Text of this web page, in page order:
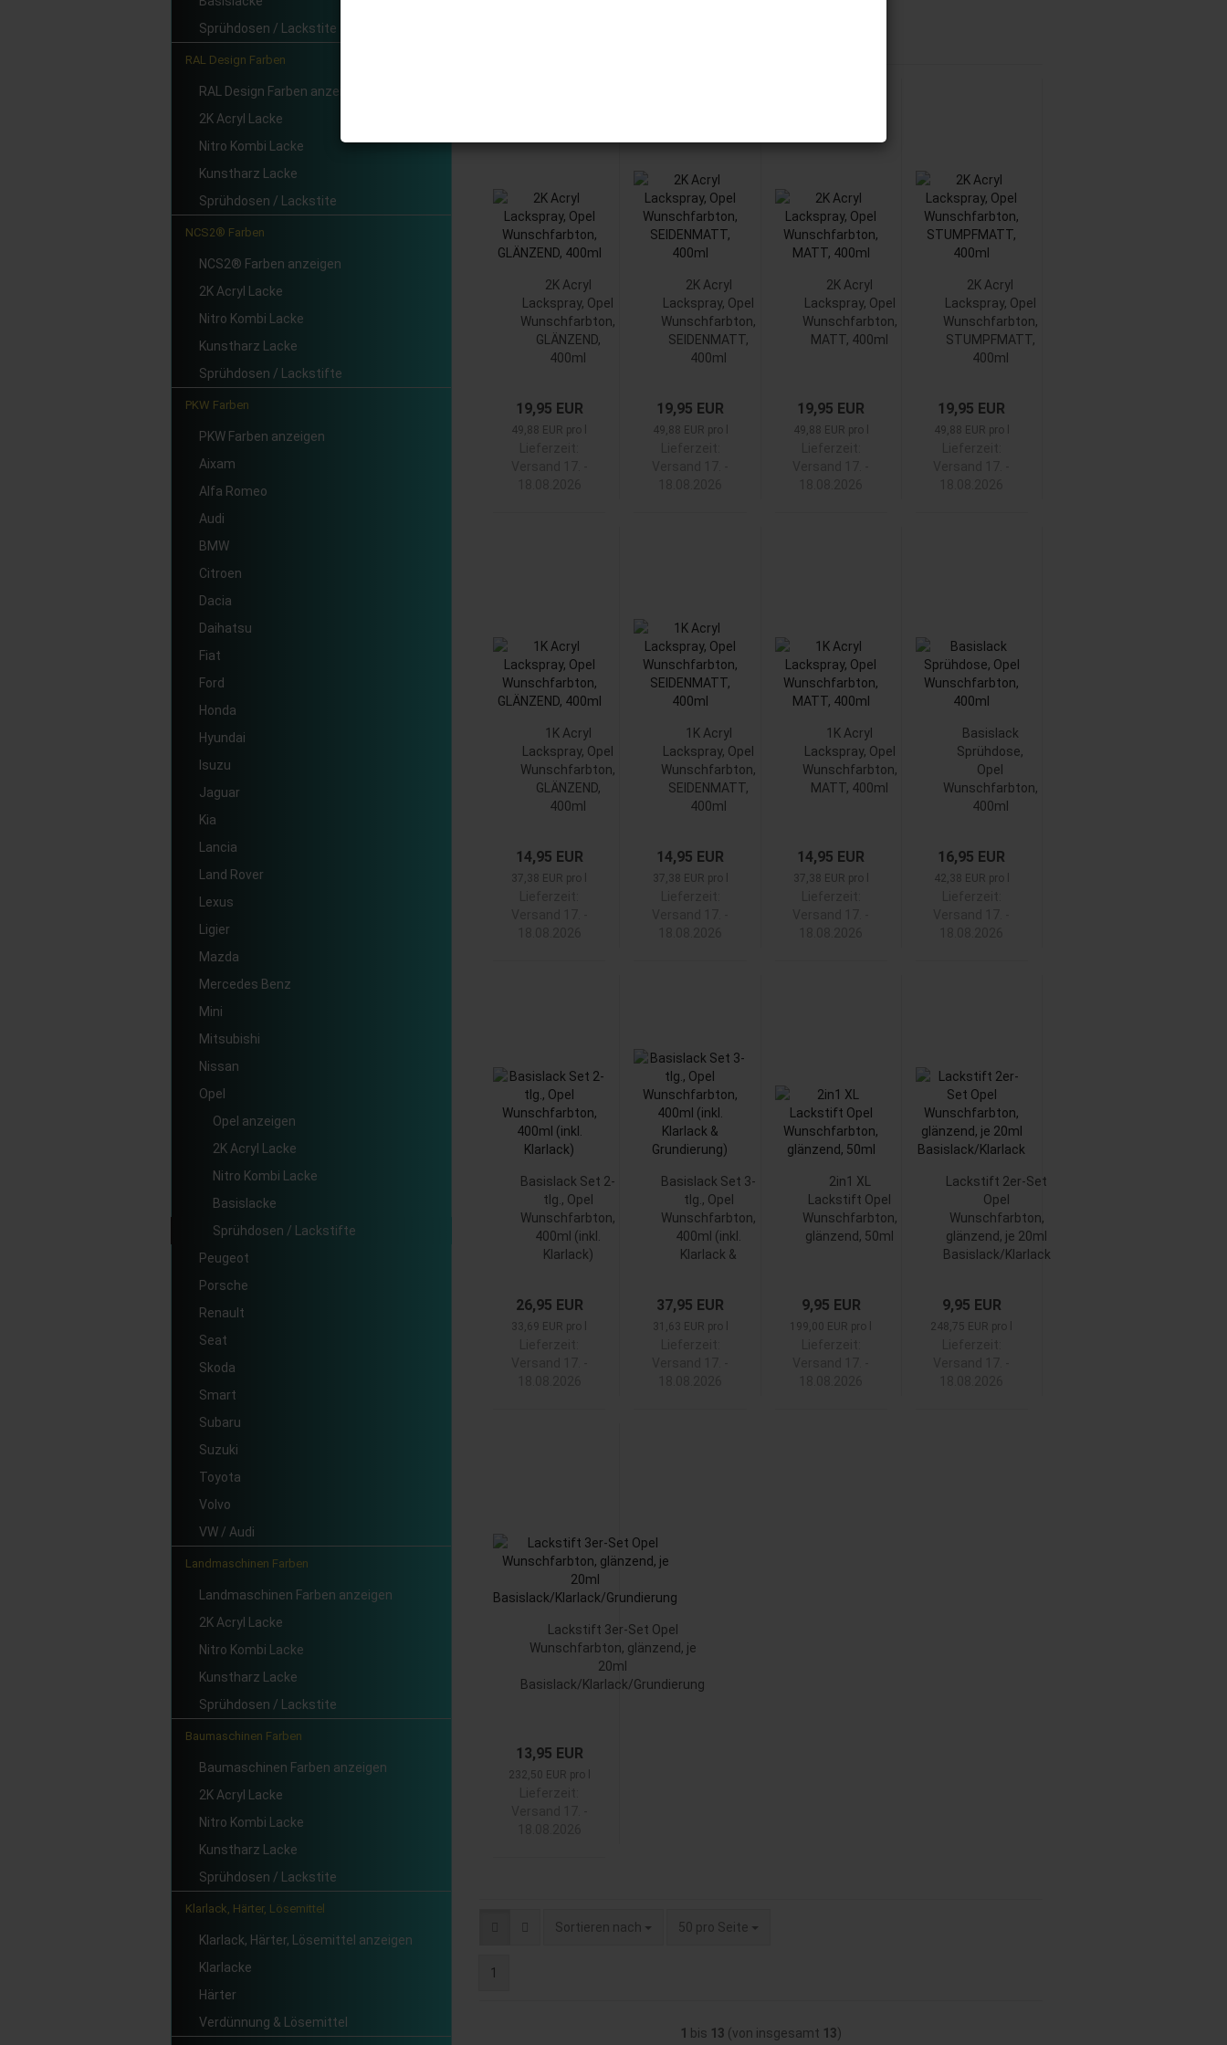
2K Acryl
Lackspray, Opel
Wunschfarbton,
GLÄNZEND,
400ml
19,95 EUR
49,88 EUR pro l
2K Acryl
Lackspray, Opel
Wunschfarbton,
SEIDENMATT,
400ml
19,95 EUR
49,88 EUR pro l
2K Acryl
Lackspray, Opel
Wunschfarbton,
MATT, 400ml
19,95 EUR
49,88 EUR pro l
2K Acryl
Lackspray, Opel
Wunschfarbton,
STUMPFMATT,
400ml
19,95 EUR
49,88 EUR pro l
1K Acryl
Lackspray, Opel
Wunschfarbton,
GLÄNZEND,
400ml
14,95 EUR
37,38 EUR pro l
1K Acryl
Lackspray, Opel
Wunschfarbton,
SEIDENMATT,
400ml
14,95 EUR
37,38 EUR pro l
1K Acryl
Lackspray, Opel
Wunschfarbton,
MATT, 400ml
14,95 EUR
37,38 EUR pro l
Basislack
Sprühdose,
Opel
Wunschfarbton,
400ml
16,95 EUR
42,38 EUR pro l
Basislack Set 2-
tlg., Opel
Wunschfarbton,
400ml (inkl.
Klarlack)
26,95 EUR
33,69 EUR pro l
Basislack Set 3-
tlg., Opel
Wunschfarbton,
400ml (inkl.
Klarlack &
37,95 EUR
31,63 EUR pro l
2in1 XL
Lackstift Opel
Wunschfarbton,
glänzend, 50ml
9,95 EUR
199,00 EUR pro l
Lackstift 2er-Set
Opel
Wunschfarbton,
glänzend, je 20ml
Basislack/Klarlack
9,95 EUR
248,75 EUR pro l
Lackstift 3er-Set Opel
Wunschfarbton, glänzend, je
20ml
Basislack/Klarlack/Grundierung
13,95 EUR
232,50 EUR pro l
Sortieren nach
Sortieren nach 50 pro Seite
pro Seite
1
1 bis 13 (von insgesamt 13)
Sprühdosen / Lackstite
RAL Design Farben
RAL Design Farben anzeigen
2K Acryl Lacke
Nitro Kombi Lacke
Kunstharz Lacke
Sprühdosen / Lackstite
NCS2® Farben
NCS2® Farben anzeigen
2K Acryl Lacke
Nitro Kombi Lacke
Kunstharz Lacke
Sprühdosen / Lackstifte
PKW Farben
PKW Farben anzeigen
Aixam
Alfa Romeo
Audi
BMW
Citroen
Dacia
Daihatsu
Fiat
Ford
Honda
Hyundai
Isuzu
Jaguar
Kia
Lancia
Land Rover
Lexus
Ligier
Mazda
Mercedes Benz
Mini
Mitsubishi
Nissan
Opel
Opel anzeigen
2K Acryl Lacke
Nitro Kombi Lacke
Basislacke
Sprühdosen / Lackstifte
Peugeot
Porsche
Renault
Seat
Skoda
Smart
Subaru
Suzuki
Toyota
Volvo
VW / Audi
Landmaschinen Farben
Landmaschinen Farben anzeigen
2K Acryl Lacke
Nitro Kombi Lacke
Kunstharz Lacke
Sprühdosen / Lackstite
Baumaschinen Farben
Baumaschinen Farben anzeigen
2K Acryl Lacke
Nitro Kombi Lacke
Kunstharz Lacke
Sprühdosen / Lackstite
Klarlack, Härter, Lösemittel
Klarlack, Härter, Lösemittel anzeigen
Klarlacke
Härter
Verdünnung & Lösemittel